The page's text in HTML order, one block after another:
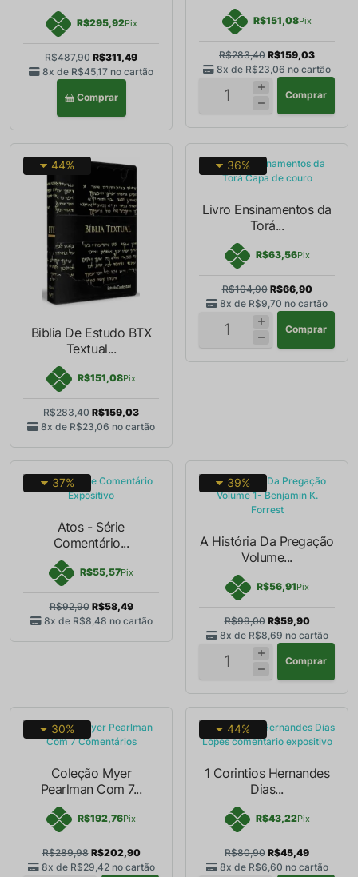
R$295,92Pix
R$487,90 R$311,49
8x de R$45,17 no cartão
Comprar
R$151,08Pix
R$283,40 R$159,03
8x de R$23,06 no cartão
Comprar
44%
Biblia De Estudo BTX
Textual...
R$151,08Pix
R$283,40 R$159,03
8x de R$23,06 no cartão
36%
Livro Ensinamentos da
Torá...
R$63,56Pix
R$104,90 R$66,90
8x de R$9,70 no cartão
Comprar
37%
Atos - Série
Comentário...
R$55,57Pix
R$92,90 R$58,49
8x de R$8,48 no cartão
39%
A História Da Pregação
Volume...
R$56,91Pix
R$99,00 R$59,90
8x de R$8,69 no cartão
Comprar
30%
Coleção Myer
Pearlman Com 7...
R$192,76Pix
R$289,98 R$202,90
8x de R$29,42 no cartão
44%
1 Corintios Hernandes
Dias...
R$43,22Pix
R$80,90 R$45,49
8x de R$6,60 no cartão